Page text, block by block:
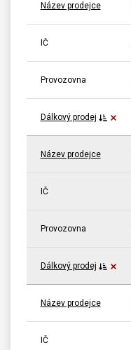
Název prodejce
IČ
Provozovna
Dálkový prodej
Název prodejce
IČ
Provozovna
Dálkový prodej
Název prodejce
IČ